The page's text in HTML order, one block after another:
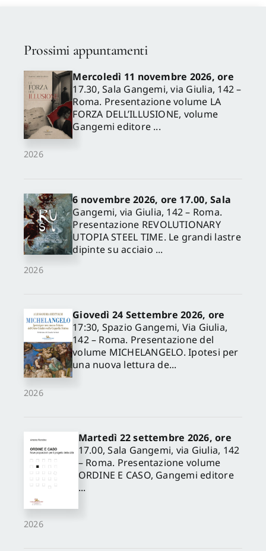
Prossimi appuntamenti
2026
Mercoledì 11 novembre 2026, ore
17.30, Sala Gangemi, via Giulia, 142 –
Roma. Presentazione volume LA
FORZA DELL’ILLUSIONE, volume
Gangemi editore ...
2026
6 novembre 2026, ore 17.00, Sala
Gangemi, via Giulia, 142 – Roma.
Presentazione REVOLUTIONARY
UTOPIA STEEL TIME. Le grandi lastre
dipinte su acciaio ...
2026
Giovedì 24 Settembre 2026, ore
17:30, Spazio Gangemi, Via Giulia,
142 – Roma. Presentazione del
volume MICHELANGELO. Ipotesi per
una nuova lettura de...
2026
Martedì 22 settembre 2026, ore
17.00, Sala Gangemi, via Giulia, 142
– Roma. Presentazione volume
ORDINE E CASO, Gangemi editore
...